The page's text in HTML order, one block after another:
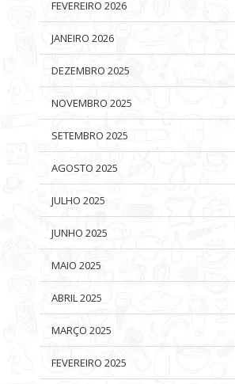
FEVEREIRO 2026
JANEIRO 2026
DEZEMBRO 2025
NOVEMBRO 2025
SETEMBRO 2025
AGOSTO 2025
JULHO 2025
JUNHO 2025
MAIO 2025
ABRIL 2025
MARÇO 2025
FEVEREIRO 2025